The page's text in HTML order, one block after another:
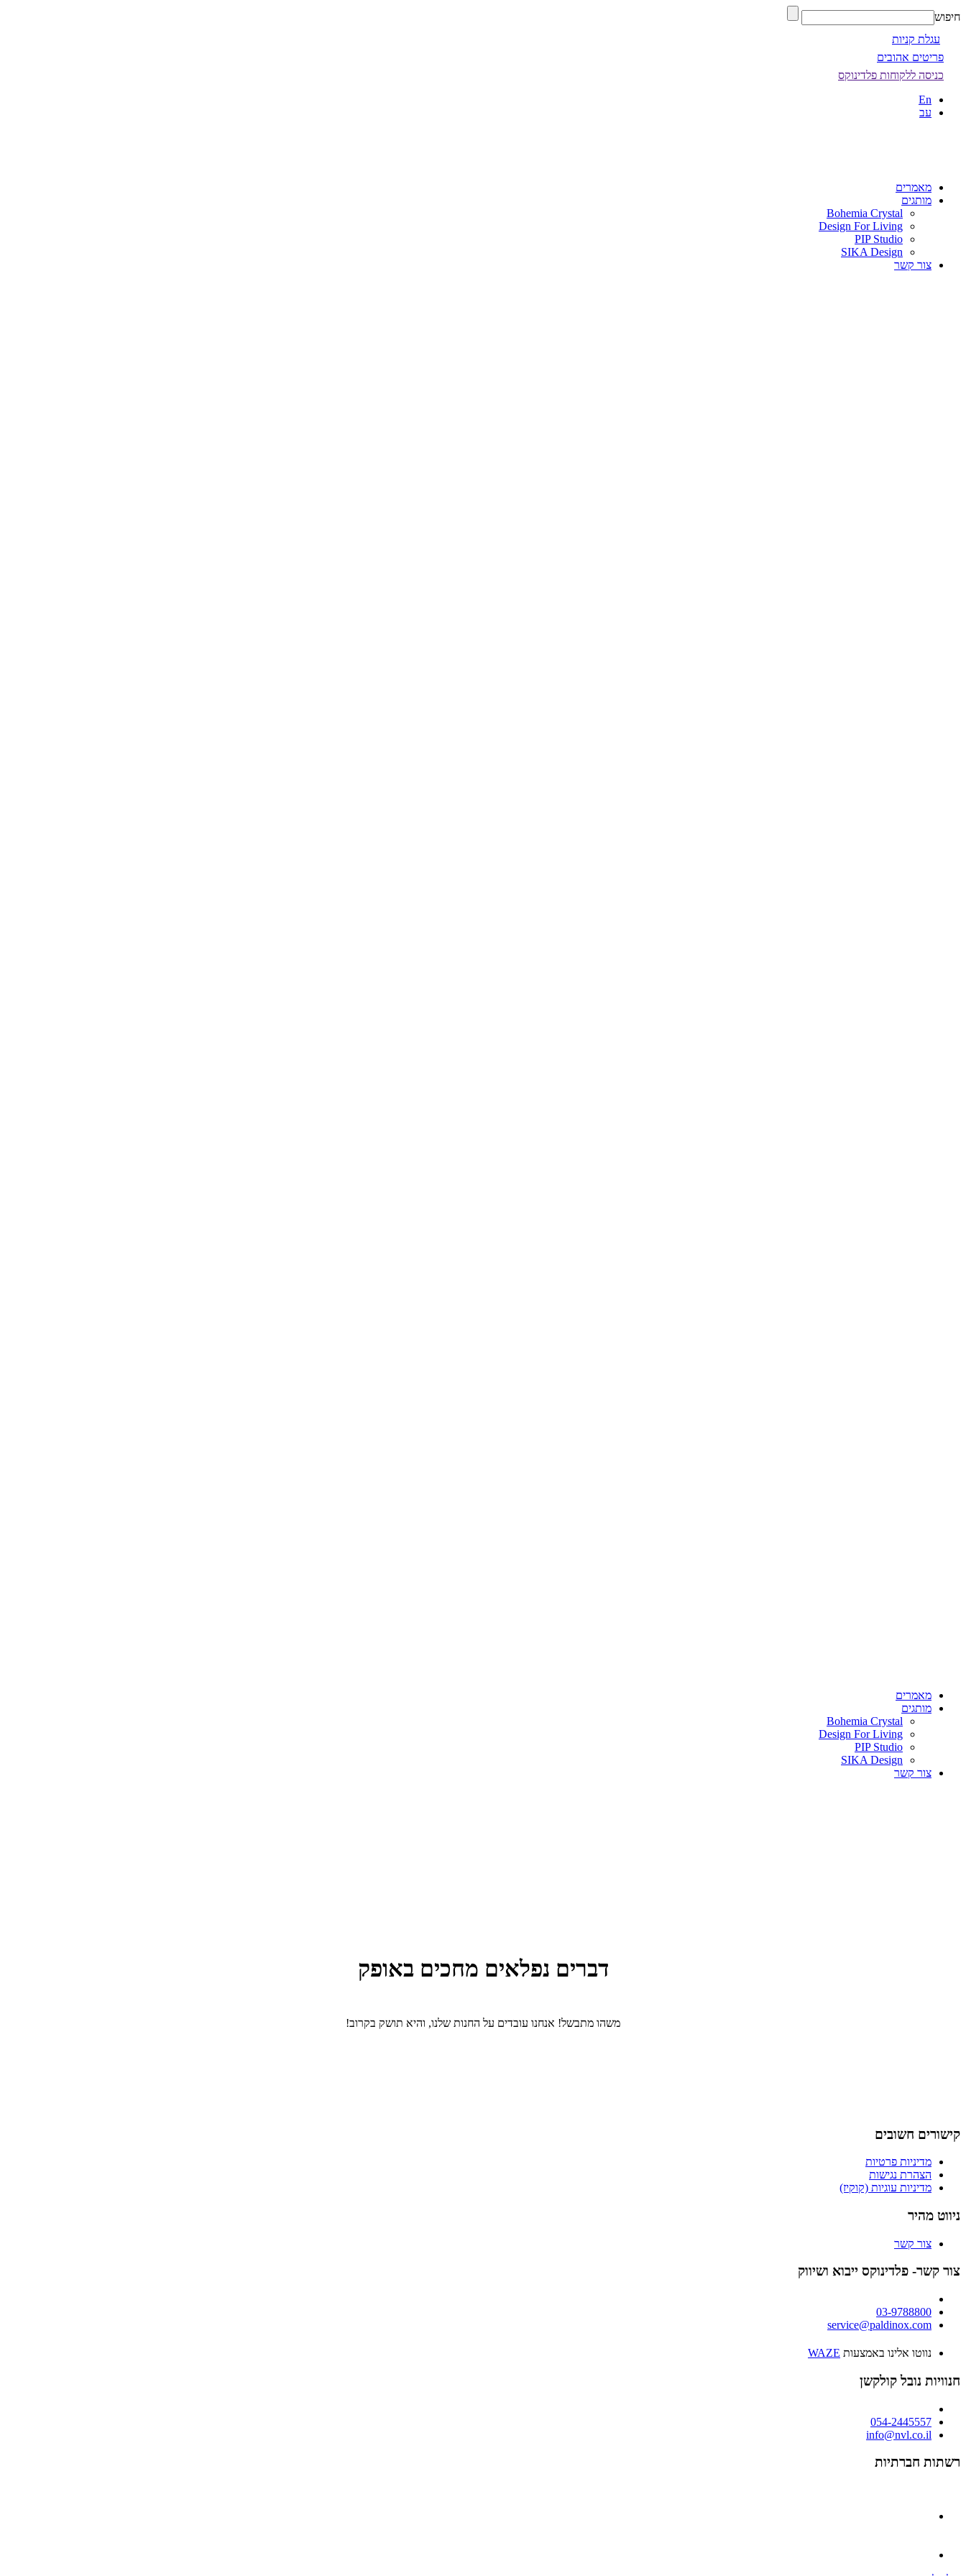
חיפוש
עגלת קניות
פריטים אהובים
כניסה ללקוחות פלדינוקס
En
עב
מאמרים
מותגים
Bohemia Crystal
Design For Living
PIP Studio
SIKA Design
צור קשר
מאמרים
מותגים
Bohemia Crystal
Design For Living
PIP Studio
SIKA Design
צור קשר
דברים נפלאים מחכים באופק
משהו מתבשל! אנחנו עובדים על החנות שלנו, והיא תושק בקרוב!
קישורים חשובים
מדיניות פרטיות
הצהרת נגישות
מדיניות עוגיות (קוקיז)
ניווט מהיר
צור קשר
צור קשר- פלדינוקס ייבוא ושיווק
03-9788800
service@paldinox.com
נווטו אלינו באמצעות WAZE
חנוויות נובל קולקשן
054-2445557
info@nvl.co.il
רשתות חברתיות